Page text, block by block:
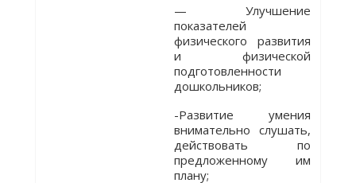
— Улучшение
показателей
физического развития
и физической
подготовленности
дошкольников;
-Развитие умения
внимательно слушать,
действовать по
предложенному им
плану;